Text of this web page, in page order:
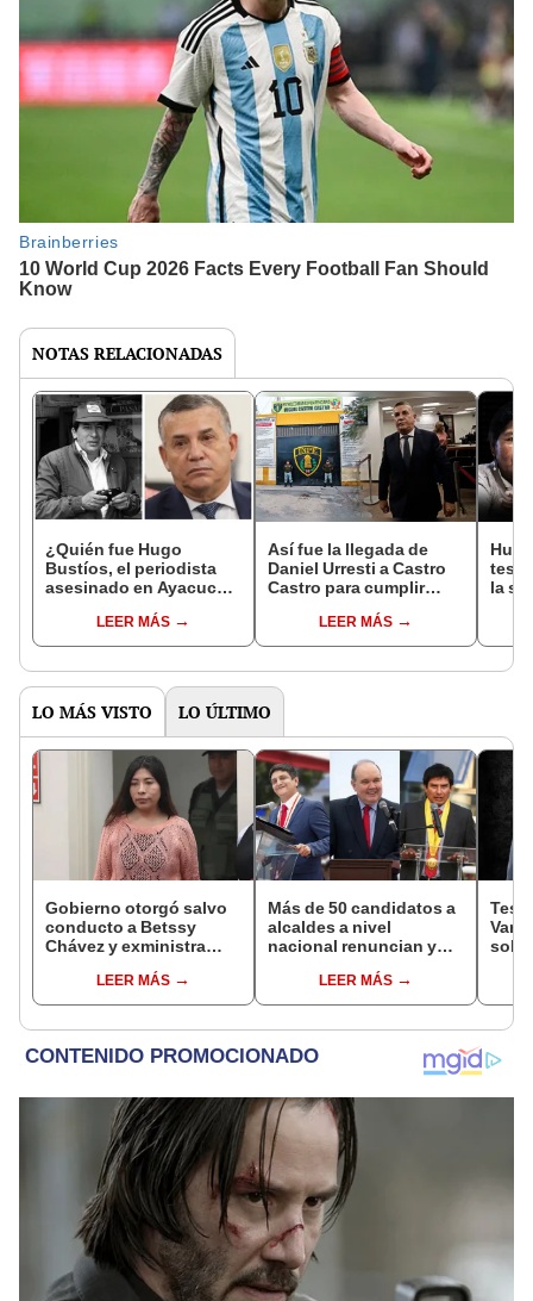
NOTAS RELACIONADAS
¿Quién fue Hugo
Bustíos, el periodista
asesinado en Ayacucho
LEER MÁS
Así fue la llegada de
Daniel Urresti a Castro
Castro para cumplir
a BustíosLEER MÁS
la
LO MÁS VISTO LO ÚLTIMO
Gobierno otorgó salvo
conducto a Betssy
Chávez y exministra
madrugadaLEER MÁS
Más de 50 candidatos a
alcaldes a nivel
nacional renuncian y
encubiertaLEER MÁS